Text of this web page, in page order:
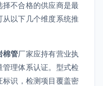
择不合格的供应商是最
从以下几个维度系统推
棉管厂家应持有营业执
理体系认证。型式检
识，检测项目覆盖密